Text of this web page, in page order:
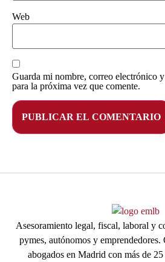
Web
Guarda mi nombre, correo electrónico
para la próxima vez que comente.
Asesoramiento legal, fiscal, laboral y
pymes, autónomos y emprendedores.
abogados en Madrid con más de